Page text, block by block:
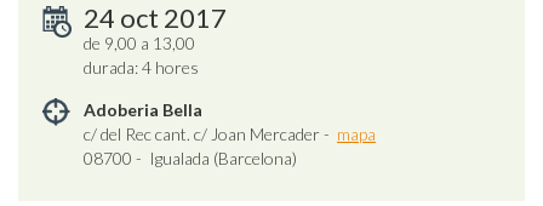
24 oct 2017
de 9,00 a 13,00
durada: 4 hores
Adoberia Bella
c/ del Rec cant. c/ Joan Mercader - mapa
08700 - Igualada (Barcelona)